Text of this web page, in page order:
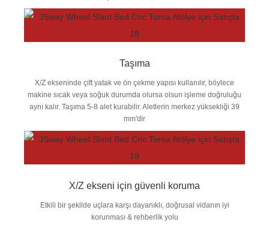
Taşıma
X/Z ekseninde çift yatak ve ön çekme yapısı kullanılır, böylece
makine sıcak veya soğuk durumda olursa olsun işleme doğruluğu
aynı kalır. Taşıma 5-8 alet kurabilir. Aletlerin merkez yüksekliği 39
mm'dir
X/Z ekseni için güvenli koruma
Etkili bir şekilde uçlara karşı dayanıklı, doğrusal vidanın iyi
korunması & rehberlik yolu